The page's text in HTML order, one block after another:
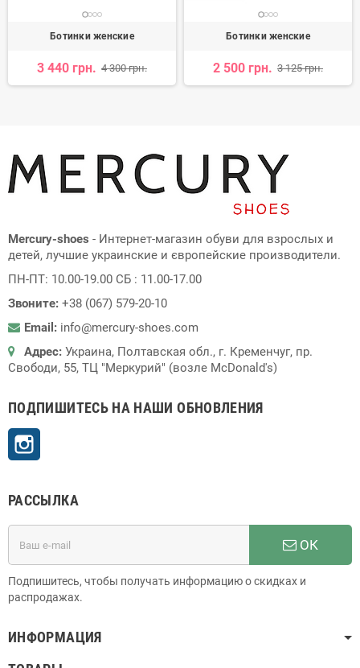
Ботинки женские
3 440 грн. 4 300 грн.
Ботинки женские
2 500 грн. 3 125 грн.
Mercury-shoes - Интернет-магазин обуви для взрослых и
детей, лучшие украинские и європейские производители.
ПН-ПТ: 10.00-19.00 СБ : 11.00-17.00
Звоните: +38 (067) 579-20-10
Email: info@mercury-shoes.com
Адрес: Украина, Полтавская обл., г. Кременчуг, пр.
Свободи, 55, ТЦ "Меркурий" (возле McDonald's)
ПОДПИШИТЕСЬ НА НАШИ ОБНОВЛЕНИЯ
РАССЫЛКА
ОК
Подпишитесь, чтобы получать информацию о скидках и
распродажах.
ИНФОРМАЦИЯ